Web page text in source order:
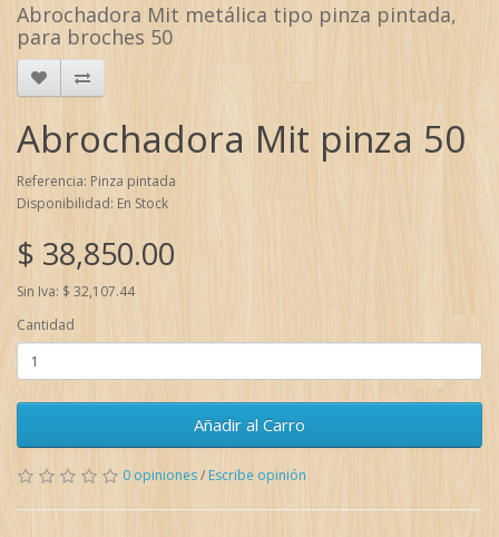
Abrochadora Mit metálica tipo pinza pintada,
para broches 50
Abrochadora Mit pinza 50
Referencia: Pinza pintada
Disponibilidad: En Stock
$ 38,850.00
Sin Iva: $ 32,107.44
Cantidad
Añadir al Carro
0 opiniones/ Escribe opinión